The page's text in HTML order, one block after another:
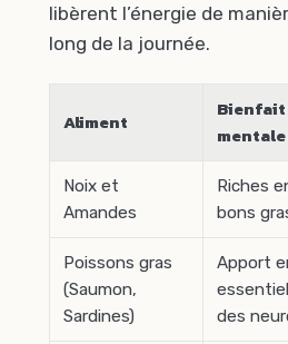
libèrent l’énergie de
long de la journée.
Aliment
Bienfait
mentale
Noix et
Amandes
Riches
bons
Poissons gras
(Saumon,
Sardines)
Apport
des